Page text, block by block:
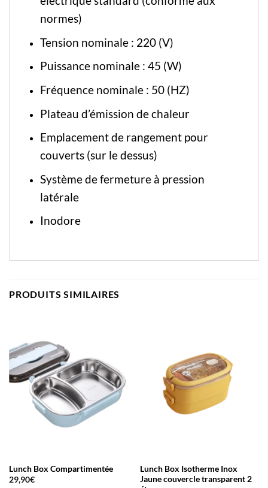
normes)
Tension nominale : 220 (V)
Puissance nominale : 45 (W)
Fréquence nominale : 50 (HZ)
Plateau d’émission de chaleur
Emplacement de rangement pour
couverts (sur le dessus)
Système de fermeture à pression
latérale
Inodore
PRODUITS SIMILAIRES
Lunch Box Compartimentée
29,90€
Lunch Box Isotherme Inox
Jaune couvercle transparent 2